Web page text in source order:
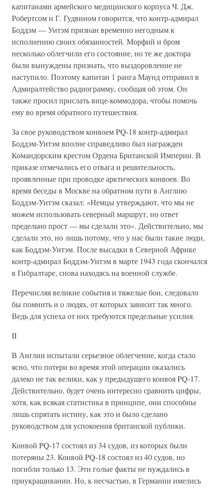
капитанами армейского медицинского корпуса Ч. Дж.
Робертсом и Г. Гудвином говорится, что контр-адмирал
Боддэм — Уитэм признан временно негодным к
исполнению своих обязанностей. Морфий и бром
несколько облегчили его состояние, но те же доктора
были вынуждены признать, что выздоровление не
наступило. Поэтому капитан 1 ранга Маунд отправил в
Адмиралтейство радиограмму, сообщая об этом. Он
также просил прислать вице-коммодора, чтобы помочь
ему во время обратного путешествия.
За свое руководством конвоем PQ-18 контр-адмирал
Боддэм-Уитэм вполне справедливо был награжден
Командорским крестом Ордена Британской Империи. В
приказе отмечались его отвага и решительность,
проявленные при проводке арктических конвоев. Во
время беседы в Москве на обратном пути в Англию
Боддэм-Уитэм сказал: «Немцы утверждают, что мы не
можем использовать северный маршрут, но ответ
предельно прост — мы сделали это». Действительно, мы
сделали это, но лишь потому, что у нас были такие люди,
как Боддэм-Уитэм. После высадки в Северной Африке
контр-адмирал Боддэм-Уитэм в марте 1943 года скончался
в Гибралтаре, снова находясь на военной службе.
Перечисляя великие события и тяжелые бои, следовало
бы помнить и о людях, от которых зависит так много.
Ведь для успеха от них требуются предельные усилия.
II
В Англии испытали серьезное облегчение, когда стало
ясно, что потери во время этой операции оказались
далеко не так велики, как у предыдущего конвоя PQ-17.
Действительно, будет очень интересно сравнить цифры,
хотя, как всякая статистика в принципе, они способны
лишь спрятать истину, как это и было сделано
руководством для успокоения британской публики.
Конвой PQ-17 состоял из 34 судов, из которых были
потеряны 23. Конвой PQ-18 состоял из 40 судов, но
погибли только 13. Эти голые факты не нуждались в
приукрашивании. Но, к несчастью, в Германии имелись